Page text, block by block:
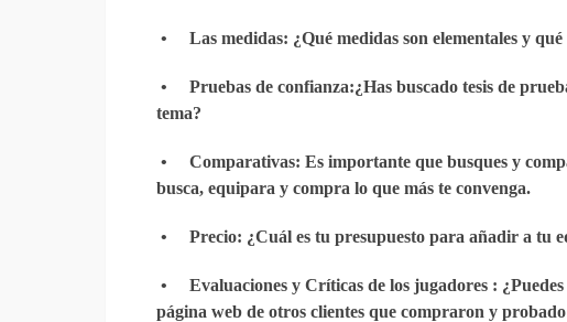
• Las medidas: ¿Qué medidas son elementales y
• Pruebas de confianza:¿Has buscado tesis de
tema?
• Comparativas: Es importante que busques y
busca, equipara y compra lo que más te convenga.
• Precio: ¿Cuál es tu presupuesto para añadir a tu
• Evaluaciones y Críticas de los jugadores :
página web de otros clientes que compraron y